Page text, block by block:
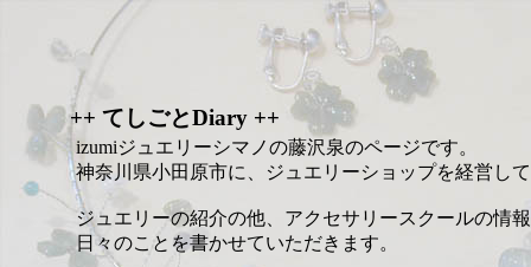
++ てしごとDiary ++
izumiジュエリーシマノの藤沢泉のページです。
神奈川県小田原市に、ジュエリーショップを経営し
ジュエリーの紹介の他、アクセサリースクールの情
日々のことを書かせていただきます。